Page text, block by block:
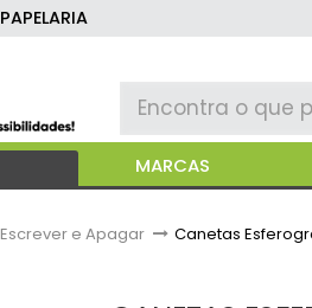
PAPELARIA
MARCAS
Escrever e Apagar > Canetas